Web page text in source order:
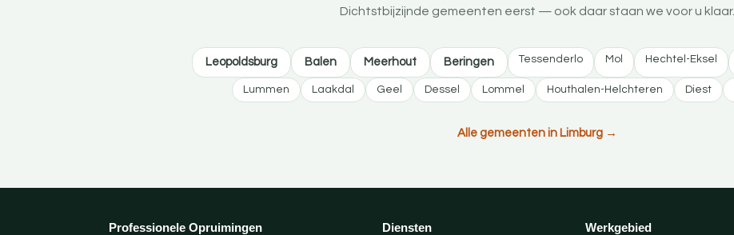
Dichtstbijzijnde gemeenten eerst — ook daar staan we voor u klaar.
Leopoldsburg Balen Meerhout Beringen Tessenderlo Mol Hechtel-Eksel
Lummen Laakdal Geel Dessel Lommel Houthalen-Helchteren Diest
Alle gemeenten in Limburg →
Professionele Opruimingen Diensten Werkgebied